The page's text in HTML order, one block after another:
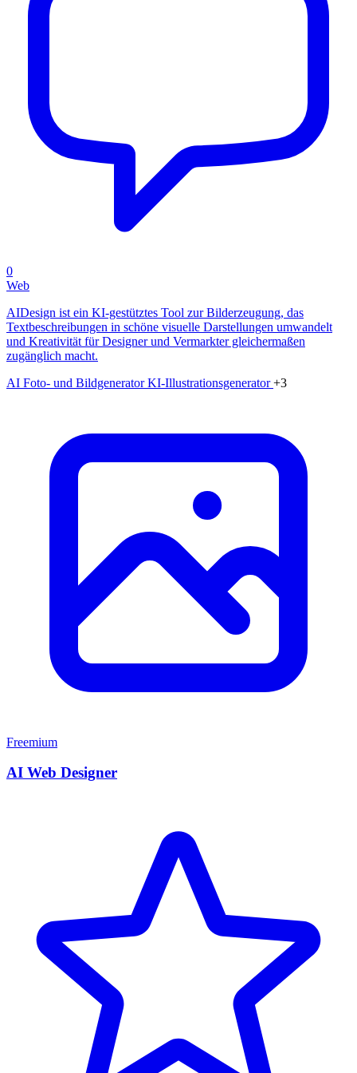
0
Web
AIDesign ist ein KI-gestütztes Tool zur Bilderzeugung, das
Textbeschreibungen in schöne visuelle Darstellungen umwandelt
und Kreativität für Designer und Vermarkter gleichermaßen
zugänglich macht.
AI Foto- und BildgeneratorKI-Illustrationsgenerator+3
Freemium
AI Web Designer